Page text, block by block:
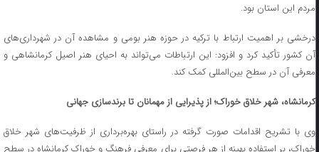
مردم این استان بود.
درخشی بر اهمیت ارتباط با ترکیه در حوزه هنر بومی و مشاهده آن در شهرداری‌های
آن کشور تأکید کرد و افزود: این ارتباطات می‌تواند به احیای هنر اصیل کرمانشاهی و
معرفی آن در سطح بین‌المللی کمک کند.
کرمانشاه، شهر خلاق خوراک؛ از پذیرایی از مهمانان تا برندسازی جهانی
وی با تشریح اقدامات صورت گرفته در راستای بهره‌برداری از ظرفیت‌های شهر خلاق
خوراک، بر استفاده بهینه از هر فرصتی برای معرفی فرهنگ و خوراک کرمانشاه در سطح